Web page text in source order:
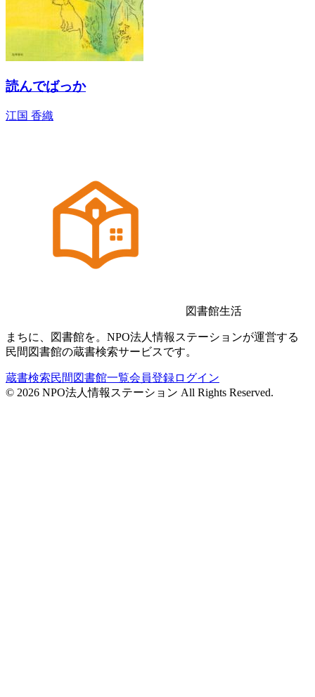
読んでばっか
江国 香織
図書館生活
まちに、図書館を。NPO法人情報ステーションが運営する
民間図書館の蔵書検索サービスです。
蔵書検索民間図書館一覧会員登録ログイン
© 2026 NPO法人情報ステーション All Rights Reserved.